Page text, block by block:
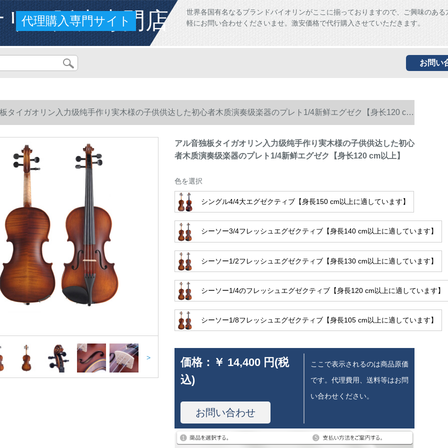
ン販売専門店
代理購入専門サイト
世界各国有名なるブランドバイオリンがここに揃っておりますので、ご興味のある
軽にお問い合わせくださいませ。激安価格で代行購入させていただきます。
お問い
タイガオリン入力级纯手作り実木様の子供供达した初心者木质演奏级楽器のプレト1/4新鲜エグゼク【身长120 cm
>
アル音独板タイガオリン入力级纯手作り実木様の子供供达した初心
者木质演奏级楽器のプレト1/4新鲜エグゼク【身长120 cm以上】
色を選択
シングル4/4大エグゼクティブ【身長150 cm以上に適しています】
シーソー3/4フレッシュエグゼクティブ【身長140 cm以上に適しています】
シーソー1/2フレッシュエグゼクティブ【身長130 cm以上に適しています】
シーソー1/4のフレッシュエグゼクティブ【身長120 cm以上に適しています】
シーソー1/8フレッシュエグゼクティブ【身長105 cm以上に適しています】
価格： ￥ 14,400 円(税
込)
お問い合わせ
ここで表示されるのは商品原価
です。代理費用、送料等はお問
い合わせください。